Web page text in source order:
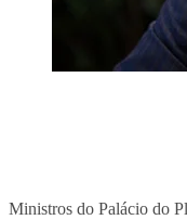
Ministros do Palácio do